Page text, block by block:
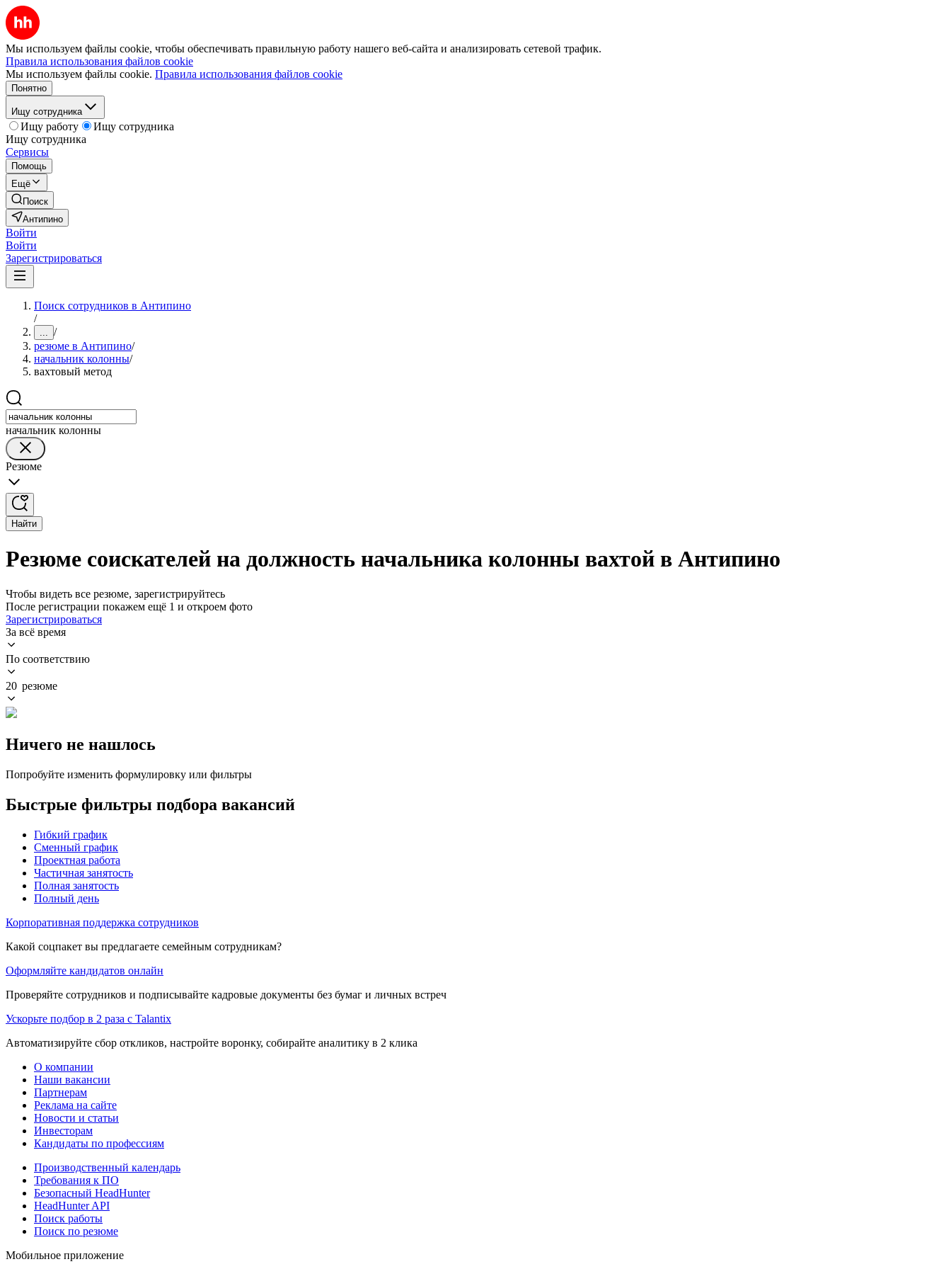
Мы используем файлы cookie, чтобы обеспечивать правильную работу нашего веб-сайта и анализировать сетевой трафик.
Правила использования файлов cookie
Мы используем файлы cookie. Правила использования файлов cookie
Понятно
Ищу сотрудника
Ищу работу
Ищу сотрудника
Ищу сотрудника
Сервисы
Помощь
Ещё
Поиск
Антипино
Войти
Войти
Зарегистрироваться
Поиск сотрудников в Антипино
/
... /
резюме в Антипино/
начальник колонны/
вахтовый метод
начальник колонны
Резюме
Найти
Резюме соискателей на должность начальника колонны вахтой в Антипино
Чтобы видеть все резюме, зарегистрируйтесь
После регистрации покажем ещё 1 и откроем фото
Зарегистрироваться
За всё время
По соответствию
20 резюме
Ничего не нашлось
Попробуйте изменить формулировку или фильтры
Быстрые фильтры подбора вакансий
Гибкий график
Сменный график
Проектная работа
Частичная занятость
Полная занятость
Полный день
Корпоративная поддержка сотрудников
Какой соцпакет вы предлагаете семейным сотрудникам?
Оформляйте кандидатов онлайн
Проверяйте сотрудников и подписывайте кадровые документы без бумаг и личных встреч
Ускорьте подбор в 2 раза с Talantix
Автоматизируйте сбор откликов, настройте воронку, собирайте аналитику в 2 клика
О компании
Наши вакансии
Партнерам
Реклама на сайте
Новости и статьи
Инвесторам
Кандидаты по профессиям
Производственный календарь
Требования к ПО
Безопасный HeadHunter
HeadHunter API
Поиск работы
Поиск по резюме
Мобильное приложение